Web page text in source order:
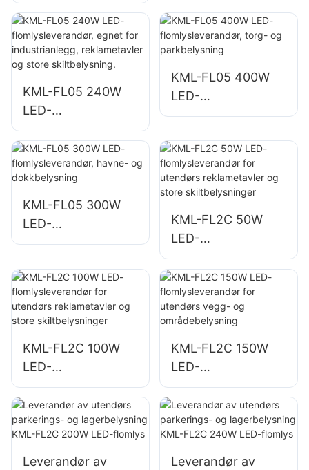
for belysning av
parkeringsplasser
og lagerområder
katastrofebelysnin
g på steder
KML-FL05 240W
LED-
flomlysleverandør,
egnet for
industrianlegg,
reklametavler og
store
skiltbelysning.
KML-FL05 400W
LED-
flomlysleverandør,
parkbelysning
KML-FL05 300W
LED-
flomlysleverandør,
dokkbelysning
KML-FL2C 50W
LED-
flomlysleverandør
for utendørs
reklametavler og
store
KML-FL2C 100W
LED-
flomlysleverandør
for utendørs
reklametavler og
store
skiltbelysninger
KML-FL2C 150W
LED-
flomlysleverandør
for utendørs vegg-
og
områdebelysning
Leverandør av
Leverandør av